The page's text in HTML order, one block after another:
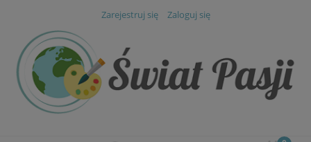
Zarejestruj się Zaloguj się